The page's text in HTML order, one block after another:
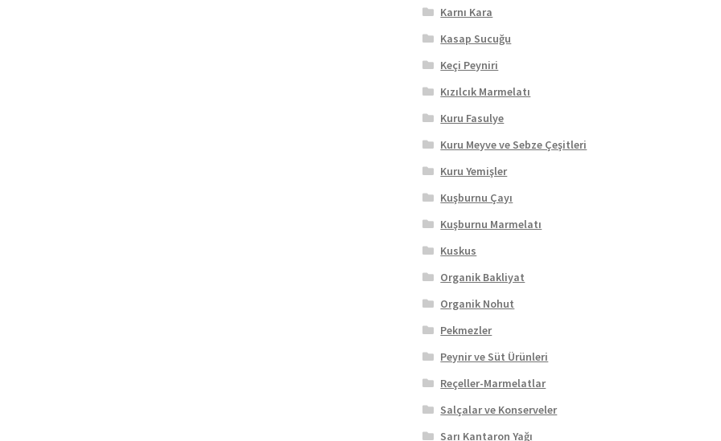
Karnı Kara
Kasap Sucuğu
Keçi Peyniri
Kızılcık Marmelatı
Kuru Fasulye
Kuru Meyve ve Sebze Çeşitleri
Kuru Yemişler
Kuşburnu Çayı
Kuşburnu Marmelatı
Kuskus
Organik Bakliyat
Organik Nohut
Pekmezler
Peynir ve Süt Ürünleri
Reçeller-Marmelatlar
Salçalar ve Konserveler
Sarı Kantaron Yağı